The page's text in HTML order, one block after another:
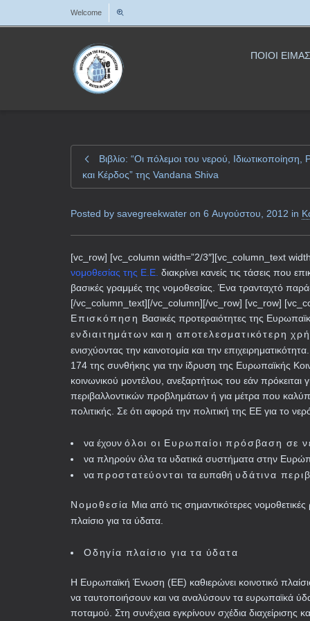
Welcome
ΠΟΙΟΙ
Βιβλίο: “Οι πόλεμοι του νερού,
και Κέρδος” της Vandana Shiva
Posted by savegreekwater on 6 Αυγούστου, 2012 in
[vc_row] [vc_column width=”2/3″][vc_column_text
νομοθεσίας της Ε.Ε. διακρίνει κανείς τις τάσεις που
βασικές γραμμές της νομοθεσίας. Ένα τρανταχτό
[/vc_column_text][/vc_column][/vc_row] [vc_row]
Επισκόπηση Βασικές προτεραιότητες της
ενδιαιτημάτων καιη αποτελεσματικότερη
ενισχύοντας την καινοτομία και την
174 της συνθήκης για την ίδρυση της Ευρωπαϊκής
κοινωνικού μοντέλου, ανεξαρτήτως του εάν
περιβαλλοντικών προβλημάτων ή για μέτρα που
πολιτικής. Σε ότι αφορά την πολιτική της ΕΕ για το
να έχουν όλοι οι Ευρωπαίοι πρόσβαση σε
να πληρούν όλα τα υδατικά συστήματα στην
να προστατεύονται τα ευπαθή υδάτινα
Νομοθεσία Μια από τις σημαντικότερες
πλαίσιο για τα ύδατα.
Οδηγία πλαίσιο για τα ύδατα
Η Ευρωπαϊκή Ένωση (ΕΕ) καθιερώνει κοινοτικό
να ταυτοποιήσουν και να αναλύσουν τα ευρωπαϊκά
ποταμού. Στη συνέχεια εγκρίνουν σχέδια